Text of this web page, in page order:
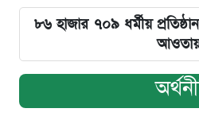
৮৬ হাজার ৭০৯ ধর্মীয়